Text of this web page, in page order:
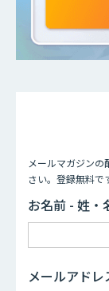
メールマガジン
さい。登録無料で
お名前 - 姓・
メールアドレ